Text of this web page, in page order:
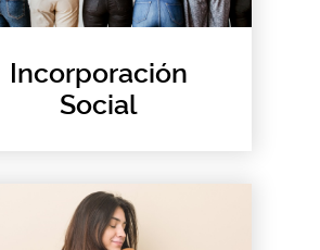
Incorporación
Social